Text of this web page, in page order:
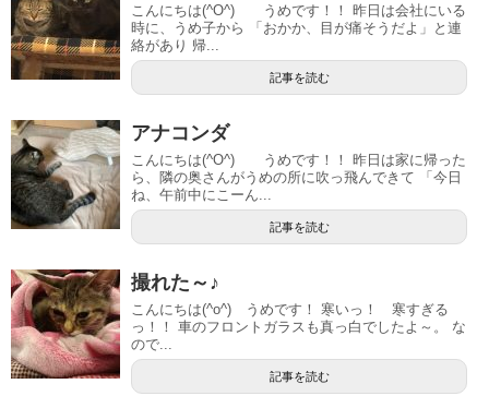
こんにちは(^O^) うめです！！ 昨日は会社にいる
時に、うめ子から 「おかか、目が痛そうだよ」と連
絡があり 帰...
記事を読む
アナコンダ
こんにちは(^O^) うめです！！ 昨日は家に帰った
ら、隣の奥さんがうめの所に吹っ飛んできて 「今日
ね、午前中にこーん...
記事を読む
撮れた～♪
こんにちは(^o^) うめです！ 寒いっ！ 寒すぎる
っ！！ 車のフロントガラスも真っ白でしたよ～。 な
ので...
記事を読む